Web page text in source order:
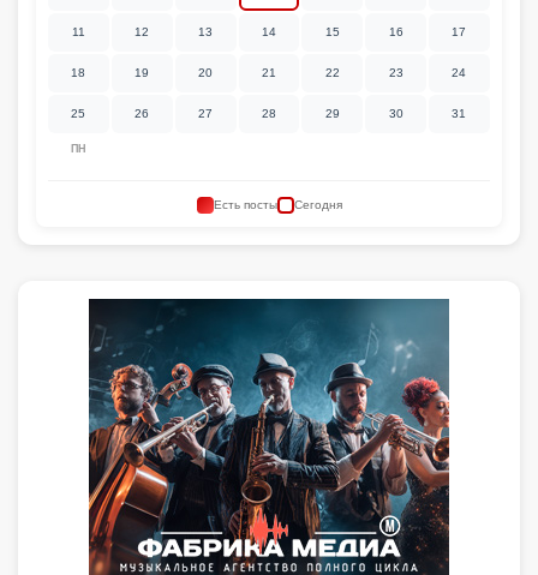
ПН
11 12 13 14 15 16 17
18 19 20 21 22 23 24
25 26 27 28 29 30 31
Есть посты Сегодня